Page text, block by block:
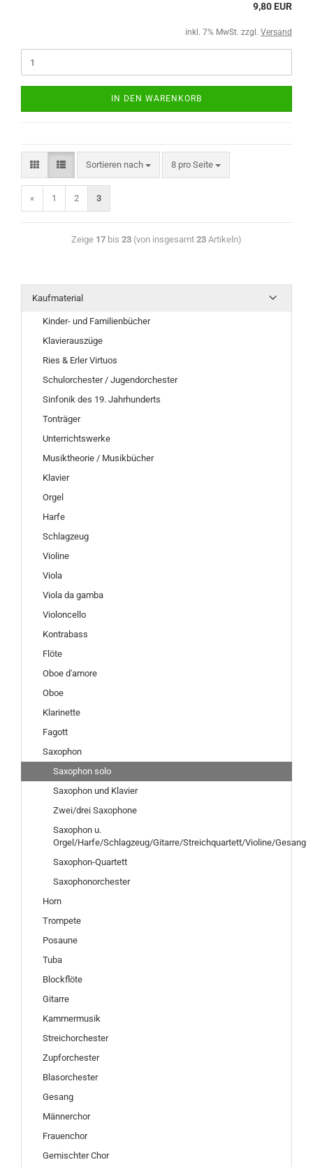
9,80 EUR
inkl. 7% MwSt. zzgl. Versand
IN DEN WARENKORB
Sortieren nach 8 pro Seite
« 1 2 3
Zeige 17 bis 23 (von insgesamt 23 Artikeln)
Kaufmaterial
Kinder- und Familienbücher
Klavierauszüge
Ries & Erler Virtuos
Schulorchester / Jugendorchester
Sinfonik des 19. Jahrhunderts
Tonträger
Unterrichtswerke
Musiktheorie / Musikbücher
Klavier
Orgel
Harfe
Schlagzeug
Violine
Viola
Viola da gamba
Violoncello
Kontrabass
Flöte
Oboe d'amore
Oboe
Klarinette
Fagott
Saxophon
Saxophon solo
Saxophon und Klavier
Zwei/drei Saxophone
Saxophon u.
Orgel/Harfe/Schlagzeug/Gitarre/Streichquartett/Violine/Gesang
Saxophon-Quartett
Saxophonorchester
Horn
Trompete
Posaune
Tuba
Blockflöte
Gitarre
Kammermusik
Streichorchester
Zupforchester
Blasorchester
Gesang
Männerchor
Frauenchor
Gemischter Chor